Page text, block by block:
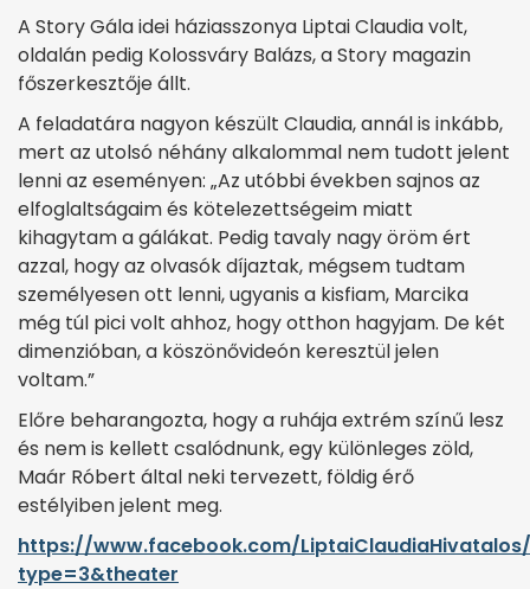
A Story Gála idei háziasszonya Liptai Claudia volt,
oldalán pedig Kolossváry Balázs, a Story magazin
főszerkesztője állt.
A feladatára nagyon készült Claudia, annál is inkább,
mert az utolsó néhány alkalommal nem tudott jelent
lenni az eseményen: „Az utóbbi években sajnos az
elfoglaltságaim és kötelezettségeim miatt
kihagytam a gálákat. Pedig tavaly nagy öröm ért
azzal, hogy az olvasók díjaztak, mégsem tudtam
személyesen ott lenni, ugyanis a kisfiam, Marcika
még túl pici volt ahhoz, hogy otthon hagyjam. De két
dimenzióban, a köszönővideón keresztül jelen
voltam.”
Előre beharangozta, hogy a ruhája extrém színű lesz
és nem is kellett csalódnunk, egy különleges zöld,
Maár Róbert által neki tervezett, földig érő
estélyiben jelent meg.
https://www.facebook.com/
type=3&theater